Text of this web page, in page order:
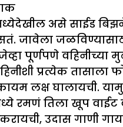
असे साईड
जावेला
पूर्णपणे वहिनीच्या
प्रत्येक तासाला
कायम लक्ष घालायची.
रमणं तिला खूप वाईट
उदास गाणी